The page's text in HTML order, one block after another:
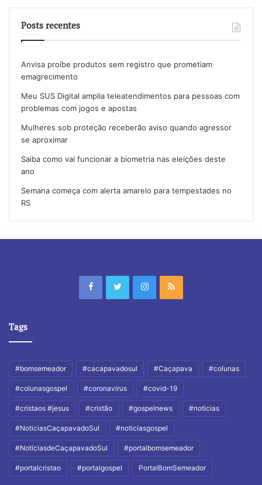
Posts recentes
Anvisa proíbe produtos sem registro que prometiam
emagrecimento
Meu SUS Digital amplia teleatendimentos para pessoas com
problemas com jogos e apostas
Mulheres sob proteção receberão aviso quando agressor
se aproximar
Saiba como vai funcionar a biometria nas eleições deste
ano
Semana começa com alerta amarelo para tempestades no
RS
Tags
#bomsemeador #cacapavadosul #Caçapava #colunas
#colunasgospel #coronavirus #covid-19
#cristaos #jesus #cristão #gospelnews #noticias
#NoticiasCaçapavadoSul #noticiasgospel
#NotíciasdeCaçapavadoSul #portalbomsemeador
#portalcristao #portalgospel PortalBomSemeador